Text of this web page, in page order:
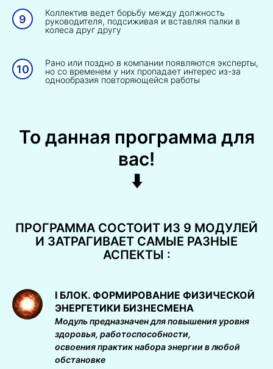
Коллектив ведет борьбу между должность
руководителя, подсиживая и вставляя палки в
колеса друг другу
Рано или поздно в компании появляются эксперты,
но со временем у них пропадает интерес из-за
однообразия повторяющейся работы
То данная программа для
вас!
⬇️
ПРОГРАММА СОСТОИТ ИЗ 9 МОДУЛЕЙ
И ЗАТРАГИВАЕТ САМЫЕ РАЗНЫЕ
АСПЕКТЫ :
I БЛОК. ФОРМИРОВАНИЕ ФИЗИЧЕСКОЙ
ЭНЕРГЕТИКИ БИЗНЕСМЕНА
Модуль предназначен для повышения уровня
здоровья, работоспособности,
освоения практик набора энергии в любой
обстановке